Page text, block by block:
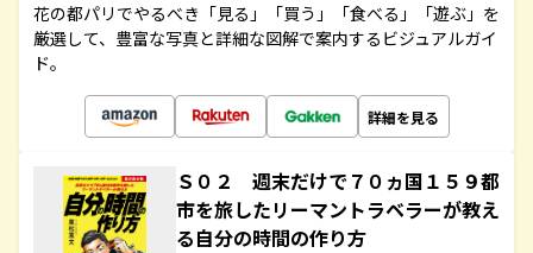
花の都パリでやるべき「見る」「買う」「食べる」「遊ぶ」を
厳選して、豊富な写真と詳細な図解で案内するビジュアルガイ
ド。
詳細を見る
Ｓ０２ 週末だけで７０ヵ国１５９都
市を旅したリーマントラベラーが教え
る自分の時間の作り方